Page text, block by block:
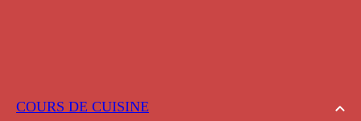
COURS DE CUISINE